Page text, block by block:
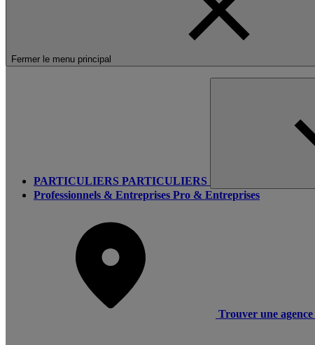
Fermer le menu principal
PARTICULIERS PARTICULIERS
Professionnels & Entreprises Pro & Entreprises
Trouver une agence